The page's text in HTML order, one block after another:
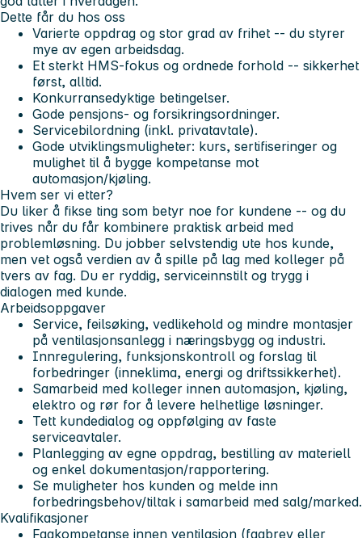
Dette får du hos oss
Varierte oppdrag og stor grad av frihet -- du styrer
mye av egen arbeidsdag.
Et sterkt HMS-fokus og ordnede forhold -- sikkerhet
først, alltid.
Konkurransedyktige betingelser.
Gode pensjons- og forsikringsordninger.
Servicebilordning (inkl. privatavtale).
Gode utviklingsmuligheter: kurs, sertifiseringer og
mulighet til å bygge kompetanse mot
automasjon/kjøling.
Hvem ser vi etter?
Du liker å fikse ting som betyr noe for kundene -- og du
trives når du får kombinere praktisk arbeid med
problemløsning. Du jobber selvstendig ute hos kunde,
men vet også verdien av å spille på lag med kolleger på
tvers av fag. Du er ryddig, serviceinnstilt og trygg i
dialogen med kunde.
Arbeidsoppgaver
Service, feilsøking, vedlikehold og mindre montasjer
på ventilasjonsanlegg i næringsbygg og industri.
Innregulering, funksjonskontroll og forslag til
forbedringer (inneklima, energi og driftssikkerhet).
Samarbeid med kolleger innen automasjon, kjøling,
elektro og rør for å levere helhetlige løsninger.
Tett kundedialog og oppfølging av faste
serviceavtaler.
Planlegging av egne oppdrag, bestilling av materiell
og enkel dokumentasjon/rapportering.
Se muligheter hos kunden og melde inn
forbedringsbehov/tiltak i samarbeid med salg/marked.
Kvalifikasjoner
Fagkompetanse innen ventilasjon (fagbrev eller